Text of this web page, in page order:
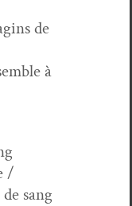
de
à
/
sang